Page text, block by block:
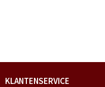
KLANTENSERVICE